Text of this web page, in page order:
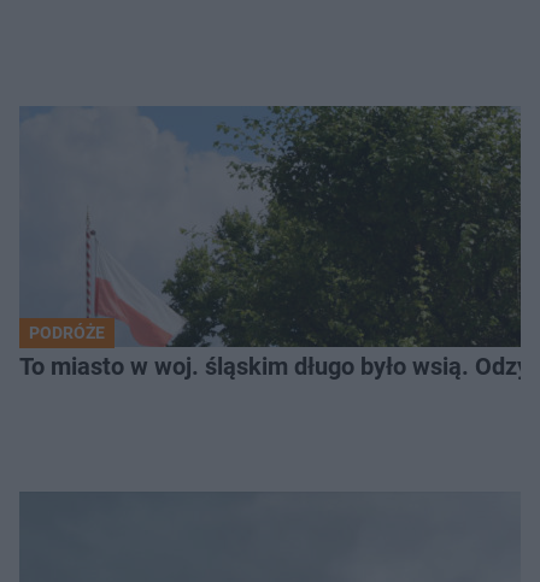
PODRÓŻE
To miasto w woj. śląskim długo było wsią.